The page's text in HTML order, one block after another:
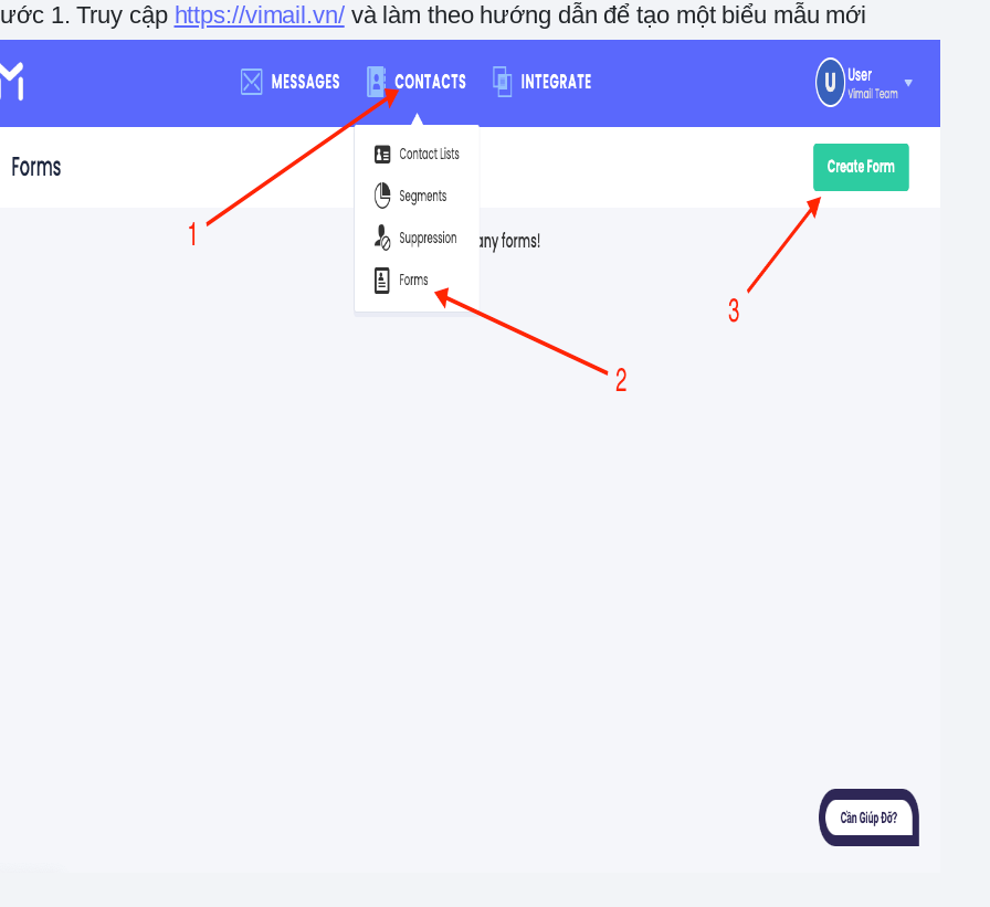
1. Truy cập https://vimail.vn/và làm theo hướng dẫn để tạo một biểu mẫu mới